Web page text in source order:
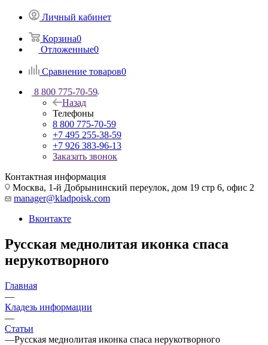
Личный кабинет
Корзина0
Отложенные0
Сравнение товаров0
8 800 775-70-59
Назад
Телефоны
8 800 775-70-59
+7 495 255-38-59
+7 926 383-96-13
Заказать звонок
Контактная информация
Москва, 1-й Добрынинский переулок, дом 19 стр 6, офис 2
manager@kladpoisk.com
Вконтакте
Русская меднолитая иконка спаса
нерукотворного
Главная
—
Кладезь информации
—
Статьи
—Русская меднолитая иконка спаса нерукотворного